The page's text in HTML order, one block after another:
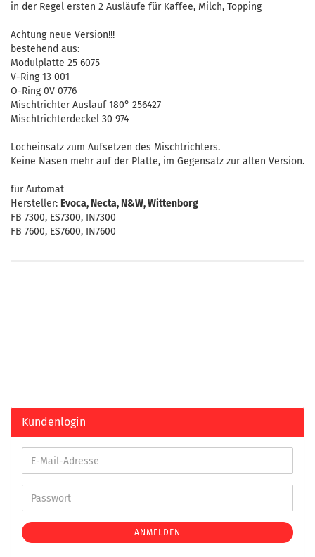
in der Regel ersten 2 Ausläufe für Kaffee, Milch, Topping
Achtung neue Version!!!
bestehend aus:
Modulplatte 25 6075
V-Ring 13 001
O-Ring 0V 0776
Mischtrichter Auslauf 180° 256427
Mischtrichterdeckel 30 974
Locheinsatz zum Aufsetzen des Mischtrichters.
Keine Nasen mehr auf der Platte, im Gegensatz zur alten Version.
für Automat
Hersteller: Evoca, Necta, N&W, Wittenborg
FB 7300, ES7300, IN7300
FB 7600, ES7600, IN7600
Kundenlogin
ANMELDEN